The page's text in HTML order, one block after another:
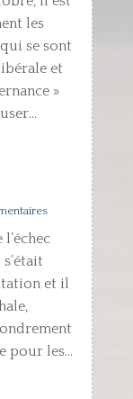
les
se sont
et
»
et il
pour les...